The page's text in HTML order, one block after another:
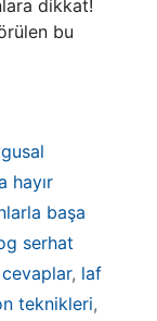
dikkat!
bu
hayır
başa
serhat
, laf
teknikleri,